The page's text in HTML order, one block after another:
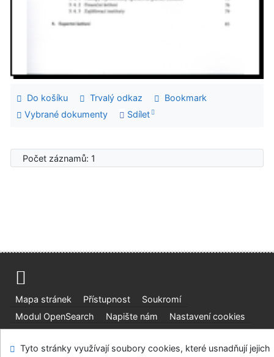
Do košíku Trvalý odkaz
Bookmark
Vybrané dokumenty
Sdílet
Počet záznamů: 1
Mapa stránek Přístupnost
Soukromí
Modul OpenSearch
Napište nám Nastavení cookies
Ústavní soud, IČO: 48513687, se sídlem Joštova 625/8,
Tyto stránky využívají soubory cookies, které usnadňují jejich